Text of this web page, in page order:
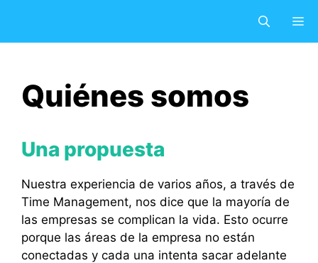
contenido
Quiénes somos
Una propuesta
Nuestra experiencia de varios años, a través de
Time Management, nos dice que la mayoría de
las empresas se complican la vida. Esto ocurre
porque las áreas de la empresa no están
conectadas y cada una intenta sacar adelante